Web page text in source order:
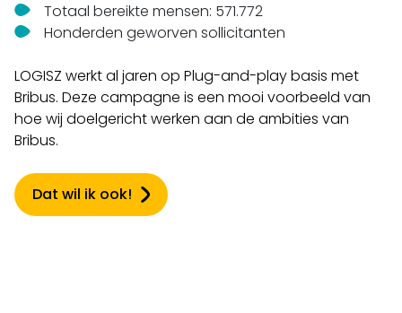
Totaal bereikte mensen: 571.772
Honderden geworven sollicitanten
LOGISZ werkt al jaren op Plug-and-play basis met
Bribus. Deze campagne is een mooi voorbeeld van
hoe wij doelgericht werken aan de ambities van
Bribus.
Dat wil ik ook!